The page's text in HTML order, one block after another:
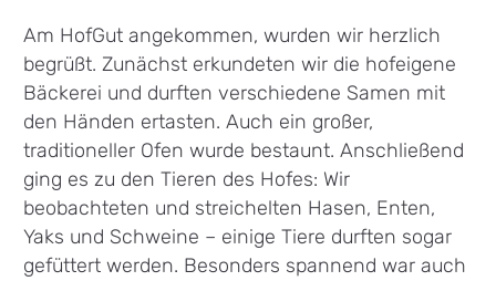
Am HofGut angekommen, wurden wir herzlich
begrüßt. Zunächst erkundeten wir die hofeigene
Bäckerei und durften verschiedene Samen mit
den Händen ertasten. Auch ein großer,
traditioneller Ofen wurde bestaunt. Anschließend
ging es zu den Tieren des Hofes: Wir
beobachteten und streichelten Hasen, Enten,
Yaks und Schweine – einige Tiere durften sogar
gefüttert werden. Besonders spannend war auch